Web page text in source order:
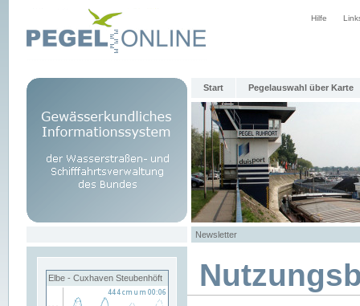
Hilfe
Start Pegelauswahl über Karte
Newsletter
Elbe - Cuxhaven Steubenhöft